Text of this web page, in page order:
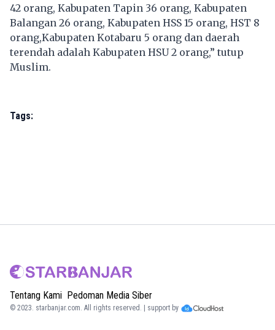
42 orang, Kabupaten Tapin 36 orang, Kabupaten
Balangan 26 orang, Kabupaten HSS 15 orang, HST 8
orang,Kabupaten Kotabaru 5 orang dan daerah
terendah adalah Kabupaten HSU 2 orang,” tutup
Muslim.
Tags:
Tentang Kami Pedoman Media Siber
© 2023. starbanjar.com. All rights reserved. | support by